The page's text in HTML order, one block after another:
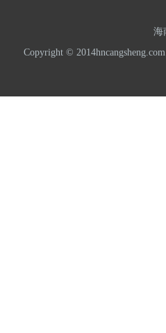
海
Copyright ©